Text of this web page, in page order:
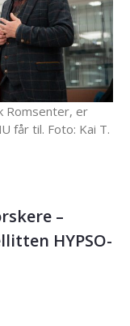
Romsenter, er
får til. Foto: Kai T.
–
HYPSO-